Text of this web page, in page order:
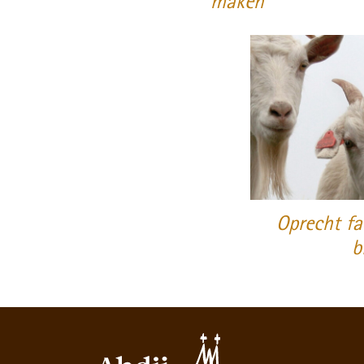
Oprecht